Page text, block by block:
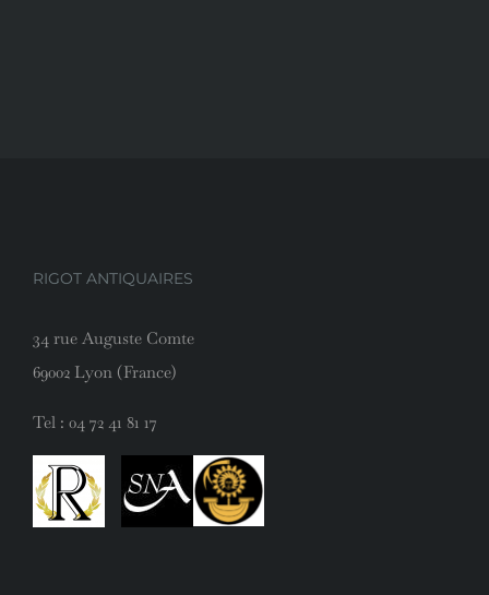
RIGOT ANTIQUAIRES
34 rue Auguste Comte
69002 Lyon (France)
Tel : 04 72 41 81 17